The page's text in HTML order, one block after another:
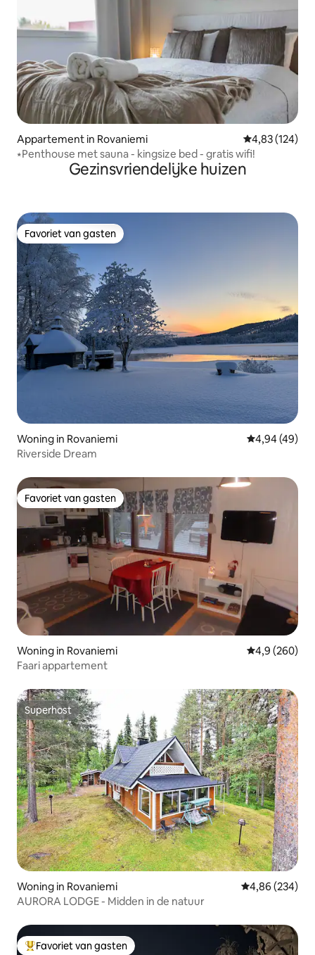
Appartement in Rovaniemi Gemiddelde
4,83 (124)
⭑Penthouse met sauna - kingsize bed - gratis wifi!
Gezinsvriendelijke huizen
Favoriet van gasten
Favoriet van gasten
Woning in Rovaniemi Gemiddelde
4,94 (49)
Riverside Dream
Favoriet van gasten
Favoriet van gasten
Woning in Rovaniemi Gemiddelde
4,9 (260)
Faari appartement
Superhost
Superhost
Woning in Rovaniemi Gemiddelde
4,86 (234)
AURORA LODGE - Midden in de natuur
Topfavoriet van gasten
Favoriet van gasten